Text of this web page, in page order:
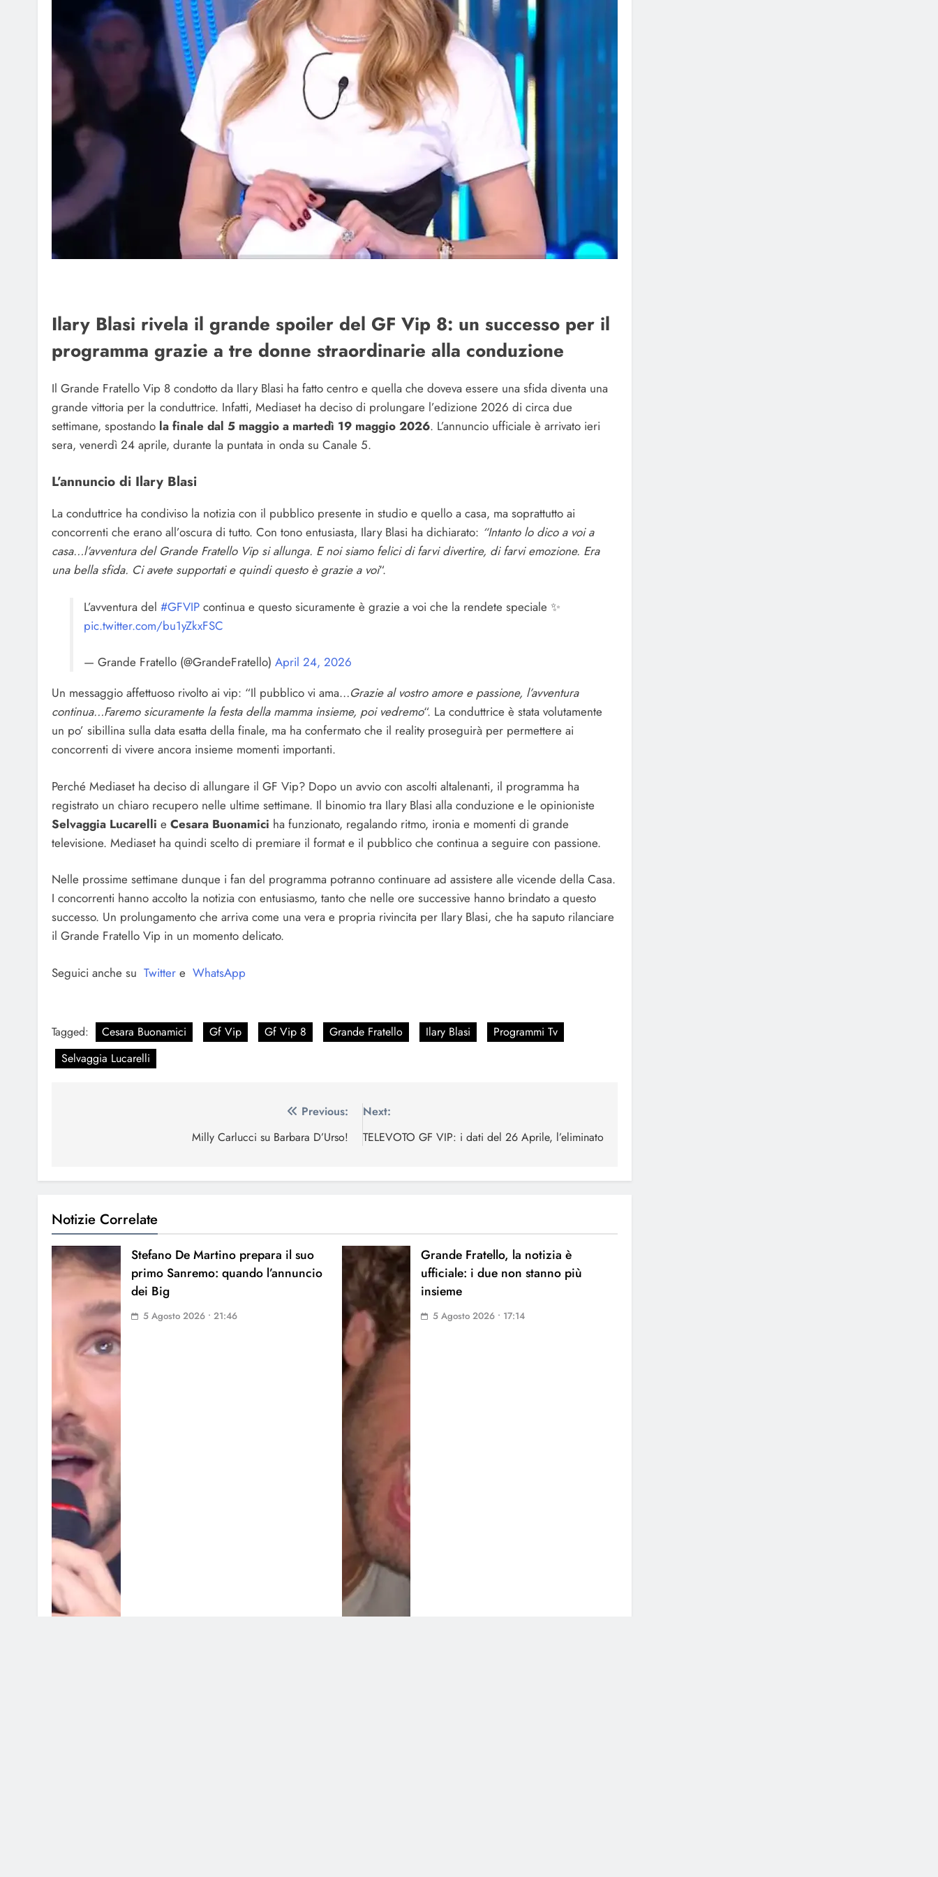
Ilary Blasi rivela il grande spoiler del GF Vip 8: un successo per il
programma grazie a tre donne straordinarie alla conduzione
Il Grande Fratello Vip 8 condotto da Ilary Blasi ha fatto centro e quella che doveva essere una sfida diventa una
grande vittoria per la conduttrice. Infatti, Mediaset ha deciso di prolungare l’edizione 2026 di circa due
settimane, spostando la finale dal 5 maggio a martedì 19 maggio 2026. L’annuncio ufficiale è arrivato ieri
sera, venerdì 24 aprile, durante la puntata in onda su Canale 5.
L’annuncio di Ilary Blasi
La conduttrice ha condiviso la notizia con il pubblico presente in studio e quello a casa, ma soprattutto ai
concorrenti che erano all’oscura di tutto. Con tono entusiasta, Ilary Blasi ha dichiarato: “Intanto lo dico a voi a
casa…l’avventura del Grande Fratello Vip si allunga. E noi siamo felici di farvi divertire, di farvi emozione. Era
una bella sfida. Ci avete supportati e quindi questo è grazie a voi“.
L’avventura del #GFVIPcontinua e questo sicuramente è grazie a voi che la rendete speciale ✨
pic.twitter.com/bu1yZkxFSC
— Grande Fratello (@GrandeFratello) April 24, 2026
Un messaggio affettuoso rivolto ai vip: “Il pubblico vi ama…Grazie al vostro amore e passione, l’avventura
continua…Faremo sicuramente la festa della mamma insieme, poi vedremo“. La conduttrice è stata volutamente
un po’ sibillina sulla data esatta della finale, ma ha confermato che il reality proseguirà per permettere ai
concorrenti di vivere ancora insieme momenti importanti.
Perché Mediaset ha deciso di allungare il GF Vip? Dopo un avvio con ascolti altalenanti, il programma ha
registrato un chiaro recupero nelle ultime settimane. Il binomio tra Ilary Blasi alla conduzione e le opinioniste
Selvaggia Lucarelli e Cesara Buonamici ha funzionato, regalando ritmo, ironia e momenti di grande
televisione. Mediaset ha quindi scelto di premiare il format e il pubblico che continua a seguire con passione.
Nelle prossime settimane dunque i fan del programma potranno continuare ad assistere alle vicende della Casa.
I concorrenti hanno accolto la notizia con entusiasmo, tanto che nelle ore successive hanno brindato a questo
successo. Un prolungamento che arriva come una vera e propria rivincita per Ilary Blasi, che ha saputo rilanciare
il Grande Fratello Vip in un momento delicato.
Seguici anche su Twitter e WhatsApp
Tagged: Cesara Buonamici Gf Vip Gf Vip 8 Grande Fratello Ilary Blasi
Programmi Tv
Selvaggia Lucarelli
Previous:
Milly Carlucci su Barbara D’Urso!
Next:
TELEVOTO GF VIP: i dati del 26 Aprile, l’eliminato
Notizie Correlate
Stefano De Martino prepara il suo
primo Sanremo: quando l’annuncio
dei Big
5 Agosto 2026 • 21:46
Grande Fratello, la notizia è
ufficiale: i due non stanno più
insieme
5 Agosto 2026 • 17:14